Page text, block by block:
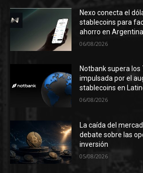
Nexo conecta el
stablecoins para
ahorro en Argentina
06/08/2026
Notbank supera
impulsada por el
stablecoins en
06/08/2026
La caída del
debate sobre las
inversión
05/08/2026